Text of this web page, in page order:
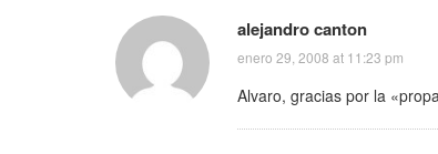
alejandro canton
enero 29, 2008 at 11:23 pm
Alvaro, gracias por la